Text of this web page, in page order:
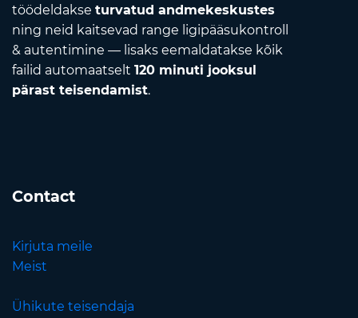
töödeldakse turvatud andmekeskustes
ning neid kaitsevad range ligipääsukontroll
& autentimine — lisaks eemaldatakse kõik
failid automaatselt 120 minuti jooksul
pärast teisendamist.
Contact
Kirjuta meile
Meist
Ühikute teisendaja